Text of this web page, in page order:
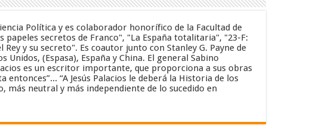
Política y es colaborador honorífico de la Facultad de
secretos de Franco", "La España totalitaria", "23-F:
y su secreto". Es coautor junto con Stanley G. Payne de
(Espasa), España y China. El general Sabino
es un escritor importante, que proporciona a sus obras
“A Jesús Palacios le deberá la Historia de los
neutral y más independiente de lo sucedido en